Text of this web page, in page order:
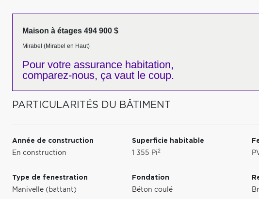
Maison à étages 494 900 $
Mirabel (Mirabel en Haut)
Pour votre assurance habitation,
comparez-nous, ça vaut le coup.
PARTICULARITÉS DU BÂTIMENT
Année de construction
En construction
Superficie habitable
1 355 Pi2
Type de fenestration
Manivelle (battant)
Fondation
Béton coulé